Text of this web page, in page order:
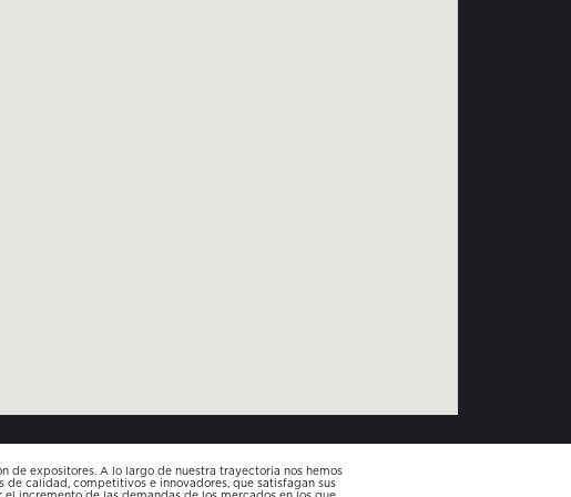
de expositores. A lo largo de nuestra trayectoria nos hemos
calidad, competitivos e innovadores, que satisfagan sus